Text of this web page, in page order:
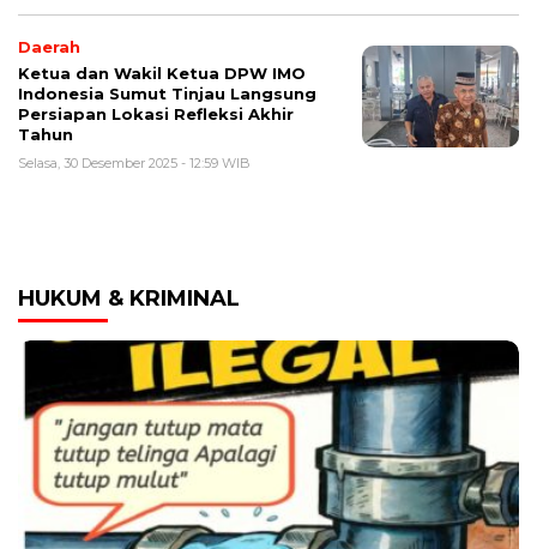
Daerah
Ketua dan Wakil Ketua DPW IMO
Indonesia Sumut Tinjau Langsung
Persiapan Lokasi Refleksi Akhir
Tahun
Selasa, 30 Desember 2025 - 12:59 WIB
HUKUM & KRIMINAL